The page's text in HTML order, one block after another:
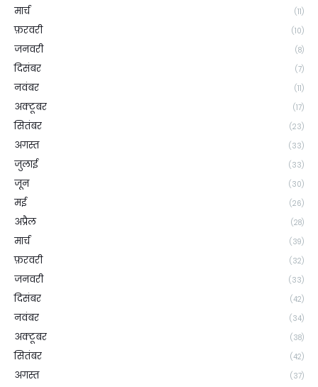
मार्च (11)
फ़रवरी (10)
जनवरी (8)
दिसंबर (7)
नवंबर (11)
अक्टूबर (17)
सितंबर (23)
अगस्त (33)
जुलाई (33)
जून (30)
मई (26)
अप्रैल (28)
मार्च (39)
फ़रवरी (32)
जनवरी (33)
दिसंबर (42)
नवंबर (34)
अक्टूबर (38)
सितंबर (42)
अगस्त (37)